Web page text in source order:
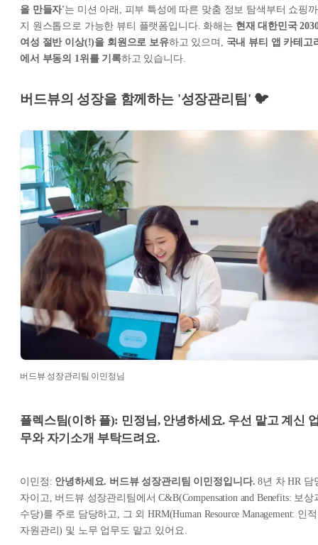
을 만들자'는 미션 아래, 피부 특성에 따른 맞춤 정보 탐색부터 쇼핑까
지 원스톱으로 가능한 뷰티 플랫폼입니다. 화해는 현재 대한민국
여성 절반 이상(!)을 회원으로 보유하고 있으며, 국내 뷰티 앱 카테고
에서 부동의 1위를 기록하고 있습니다.
버드뷰의 성장을 함께하는 '성장관리팀' 🐦
버드뷰 성장관리팀 이민정님
플렉스팀(이하 플): 민정님, 안녕하세요. 우선 맡고 계신
무와 자기소개 부탁드려요.
이민정: 안녕하세요. 버드뷰 성장관리팀 이민정입니다. 8년 차 HR 담
자이고, 버드뷰 성장관리팀에서 C&B(Compensation and Benefits: 보상
수당)를 주로 담당하고, 그 외 HRM(Human Resource Management: 인적
자원관리) 및 노무 업무도 맡고 있어요.